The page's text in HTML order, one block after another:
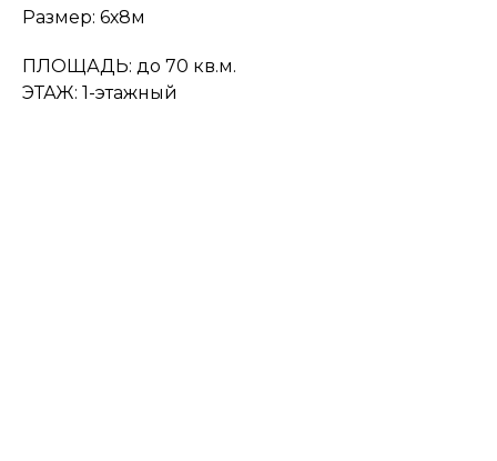
Размер: 6х8м
ПЛОЩАДЬ: до 70 кв.м.
ЭТАЖ: 1-этажный